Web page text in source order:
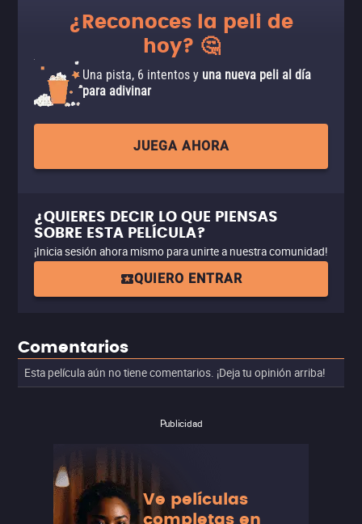
¿Reconoces la peli de
hoy? 🤔
Una pista, 6 intentos y una nueva peli al día
para adivinar
JUEGA AHORA
¿QUIERES DECIR LO QUE PIENSAS
SOBRE ESTA PELÍCULA?
¡Inicia sesión ahora mismo para unirte a nuestra comunidad!
QUIERO ENTRAR
Comentarios
Esta película aún no tiene comentarios. ¡Deja tu opinión arriba!
Publicidad
Ve películas